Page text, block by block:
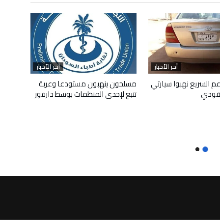
آخر الأخبار
السريع نهبوا سيارتي
آخر الأخبار
مسلحون ينهبون مستودعا وعربة
تتبع لإحدى المنظمات بوسط دارفور